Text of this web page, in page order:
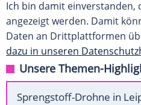
Ich bin damit einverstanden,
angezeigt werden. Damit
Daten an Drittplattformen
dazu in unseren
Unsere Themen-
Sprengstoff-Drohne in